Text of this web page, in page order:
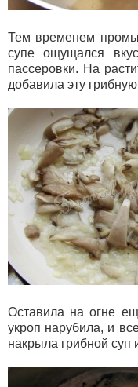
Тем временем
супе ощущался
пассеровки. На
добавила эту
Оставила на огне
укроп нарубила, и
накрыла грибной суп